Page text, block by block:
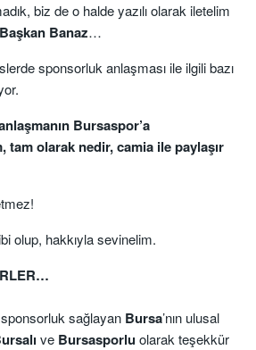
biz de o halde yazılı olarak iletelim
Başkan Banaz…
sponsorluk anlaşması ile ilgili bazı
Bursaspor’a
tam olarak nedir, camia ile paylaşır
olup, hakkıyla sevinelim.
sağlayan Bursa’nın ulusal
ve Bursasporluolarak teşekkür